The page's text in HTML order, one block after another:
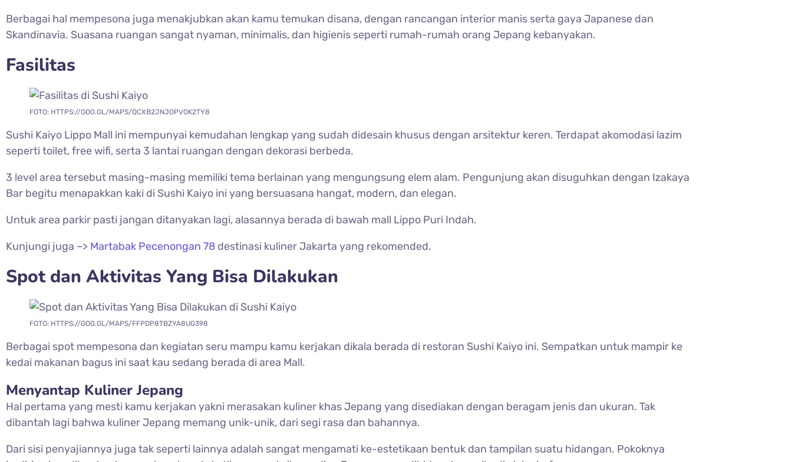
Berbagai hal mempesona juga menakjubkan akan kamu temukan disana, dengan rancangan interior manis serta gaya Japanese dan
Skandinavia. Suasana ruangan sangat nyaman, minimalis, dan higienis seperti rumah-rumah orang Jepang kebanyakan.
Fasilitas
FOTO: HTTPS://GOO.GL/MAPS/QCXB2JNJOPVOK2TY8
Sushi Kaiyo Lippo Mall ini mempunyai kemudahan lengkap yang sudah didesain khusus dengan arsitektur keren. Terdapat akomodasi lazim
seperti toilet, free wifi, serta 3 lantai ruangan dengan dekorasi berbeda.
3 level area tersebut masing-masing memiliki tema berlainan yang mengungsung elem alam. Pengunjung akan disuguhkan dengan Izakaya
Bar begitu menapakkan kaki di Sushi Kaiyo ini yang bersuasana hangat, modern, dan elegan.
Untuk area parkir pasti jangan ditanyakan lagi, alasannya berada di bawah mall Lippo Puri Indah.
Kunjungi juga –> Martabak Pecenongan 78 destinasi kuliner Jakarta yang rekomended.
Spot dan Aktivitas Yang Bisa Dilakukan
FOTO: HTTPS://GOO.GL/MAPS/FFPDP8TBZYA8UG398
Berbagai spot mempesona dan kegiatan seru mampu kamu kerjakan dikala berada di restoran Sushi Kaiyo ini. Sempatkan untuk mampir ke
kedai makanan bagus ini saat kau sedang berada di area Mall.
Menyantap Kuliner Jepang
Hal pertama yang mesti kamu kerjakan yakni merasakan kuliner khas Jepang yang disediakan dengan beragam jenis dan ukuran. Tak
dibantah lagi bahwa kuliner Jepang memang unik-unik, dari segi rasa dan bahannya.
Dari sisi penyajiannya juga tak seperti lainnya adalah sangat mengamati ke-estetikaan bentuk dan tampilan suatu hidangan. Pokoknya